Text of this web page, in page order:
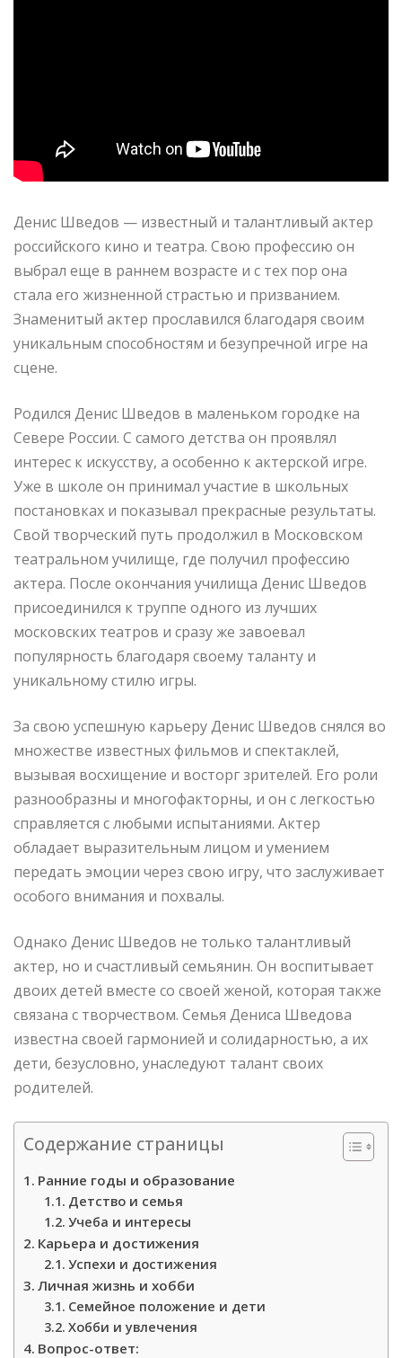
Денис Шведов — известный и талантливый актер
российского кино и театра. Свою профессию он
выбрал еще в раннем возрасте и с тех пор она
стала его жизненной страстью и призванием.
Знаменитый актер прославился благодаря своим
уникальным способностям и безупречной игре на
сцене.
Родился Денис Шведов в маленьком городке на
Севере России. С самого детства он проявлял
интерес к искусству, а особенно к актерской игре.
Уже в школе он принимал участие в школьных
постановках и показывал прекрасные результаты.
Свой творческий путь продолжил в Московском
театральном училище, где получил профессию
актера. После окончания училища Денис Шведов
присоединился к труппе одного из лучших
московских театров и сразу же завоевал
популярность благодаря своему таланту и
уникальному стилю игры.
За свою успешную карьеру Денис Шведов снялся во
множестве известных фильмов и спектаклей,
вызывая восхищение и восторг зрителей. Его роли
разнообразны и многофакторны, и он с легкостью
справляется с любыми испытаниями. Актер
обладает выразительным лицом и умением
передать эмоции через свою игру, что заслуживает
особого внимания и похвалы.
Однако Денис Шведов не только талантливый
актер, но и счастливый семьянин. Он воспитывает
двоих детей вместе со своей женой, которая также
связана с творчеством. Семья Дениса Шведова
известна своей гармонией и солидарностью, а их
дети, безусловно, унаследуют талант своих
родителей.
Содержание страницы
Ранние годы и образование
Детство и семья
Учеба и интересы
Карьера и достижения
Успехи и достижения
Личная жизнь и хобби
Семейное положение и дети
Хобби и увлечения
Вопрос-ответ: